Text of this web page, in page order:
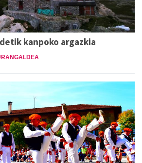
kanpoko argazkia